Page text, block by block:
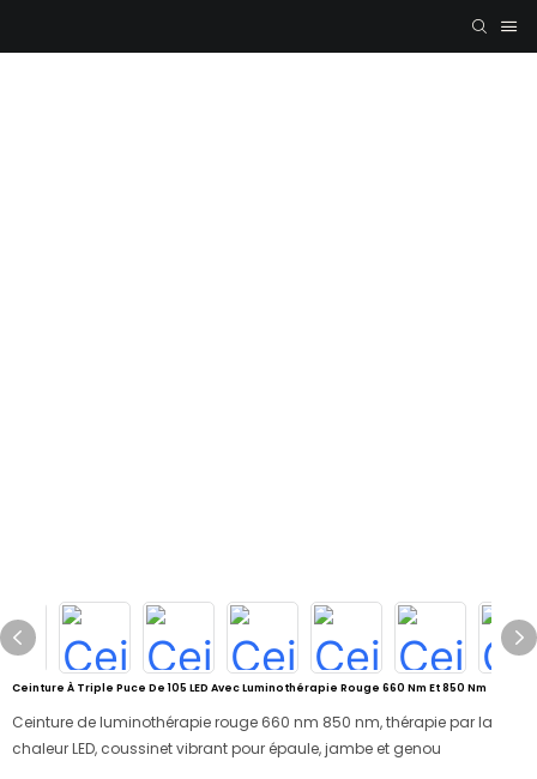
Ceinture À Triple Puce De 105 LED Avec Luminothérapie Rouge 660 Nm Et 850 Nm
Ceinture de luminothérapie rouge 660 nm 850 nm, thérapie par la
chaleur LED, coussinet vibrant pour épaule, jambe et genou